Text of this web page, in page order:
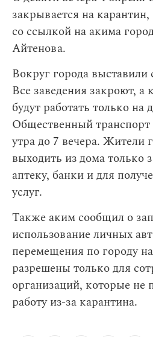
закрывается на карантин,
со ссылкой на акима
Айтенова.
Вокруг города выставили
Все заведения закроют, а
будут работать только на
Общественный транспорт
утра до 7 вечера. Жители
выходить из дома только
аптеку, банки и для
услуг.
Также аким сообщил о
использование личных
перемещения по городу
разрешены только для
организаций, которые не
работу из-за карантина.